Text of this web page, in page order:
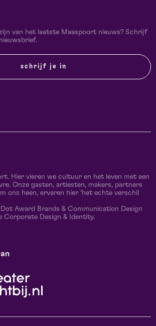
van het laatste Maaspoort nieuws? Schrijf
schrijf je in
Hier vieren we cultuur en het leven met een
Onze gasten, artiesten, makers, partners
ons heen, ervaren hier ‘het echte verschil
Dot Award Brands & Communication Design
Corporate Design & Identity.